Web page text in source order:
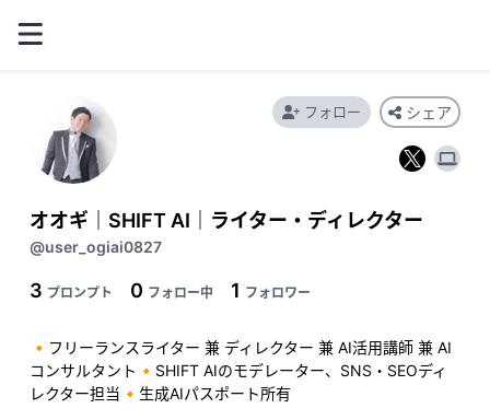
オオギ｜SHIFT AI｜ライター・ディレクター
@user_ogiai0827
3 プロンプト 0 フォロー中 1 フォロワー
フォロー シェア
🔸フリーランスライター 兼 ディレクター 兼 AI活用講師 兼 AI
コンサルタント🔸SHIFT AIのモデレーター、SNS・SEOディ
レクター担当🔸生成AIパスポート所有